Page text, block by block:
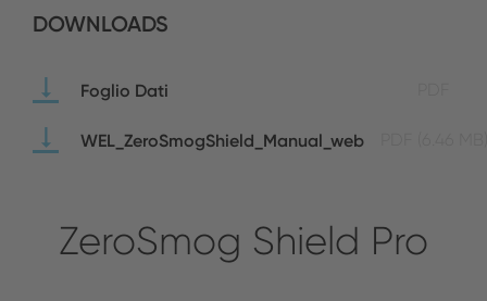
DOWNLOADS
Foglio Dati
WEL_ZeroSmogShield_Manual_web
ZeroSmog Shield Pro